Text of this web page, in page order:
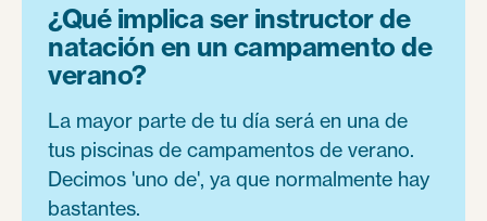
¿Qué implica ser instructor de
natación en un campamento de
verano?
La mayor parte de tu día será en una de
tus piscinas de campamentos de verano.
Decimos 'uno de', ya que normalmente hay
bastantes.